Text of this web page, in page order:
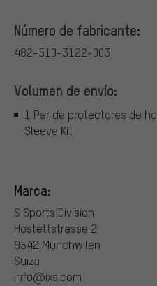
Número de fabricante:
482-510-3122-003
Volumen de envío:
1 Par de protectores de
Sleeve Kit
Marca:
S Sports Division
Hostettstrasse 2
9542 Münchwilen
Suiza
info@ixs.com